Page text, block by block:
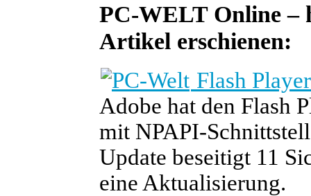
PC-WELT Online –
Artikel erschienen:
Flash
Adobe hat den Flash
mit NPAPI-
Update beseitigt 11
eine Aktualisierung.